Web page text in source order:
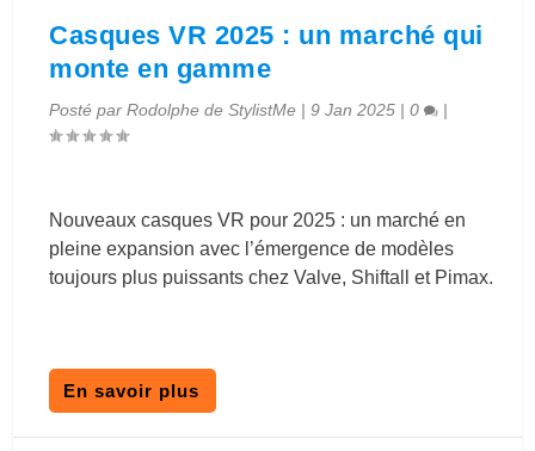
Casques VR 2025 : un marché qui
monte en gamme
Posté parRodolphe de StylistMe |9 Jan 2025 |0 |
Nouveaux casques VR pour 2025 : un marché en
pleine expansion avec l’émergence de modèles
toujours plus puissants chez Valve, Shiftall et Pimax.
En savoir plus